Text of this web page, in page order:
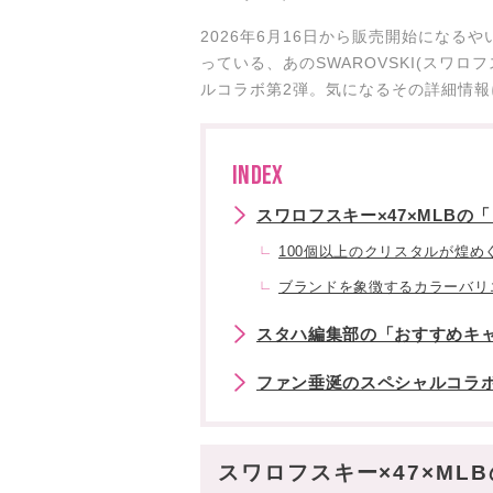
2026年6月16日から販売開始になるや
っている、あのSWAROVSKI(スワロ
ルコラボ第2弾。気になるその詳細情
INDEX
スワロフスキー×47×MLBの
100個以上のクリスタルが煌め
ブランドを象徴するカラーバ
スタハ編集部の「おすすめ
ファン垂涎のスペシャルコラ
スワロフスキー